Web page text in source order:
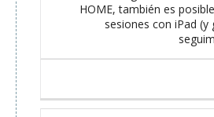
HOME, también es
sesiones con iPad